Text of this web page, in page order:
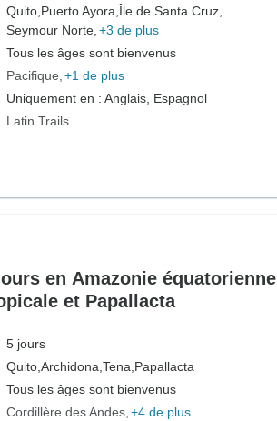
Quito, Puerto Ayora, Île de Santa Cruz,
Seymour Norte, +3 de plus
Tous les âges sont bienvenus
Pacifique +1 de plus
Uniquement en : Anglais, Espagnol
Latin Trails
en Amazonie équatorienne
et Papallacta
5 jours
Quito, Archidona, Tena, Papallacta
Tous les âges sont bienvenus
Cordillère des Andes +4 de plus